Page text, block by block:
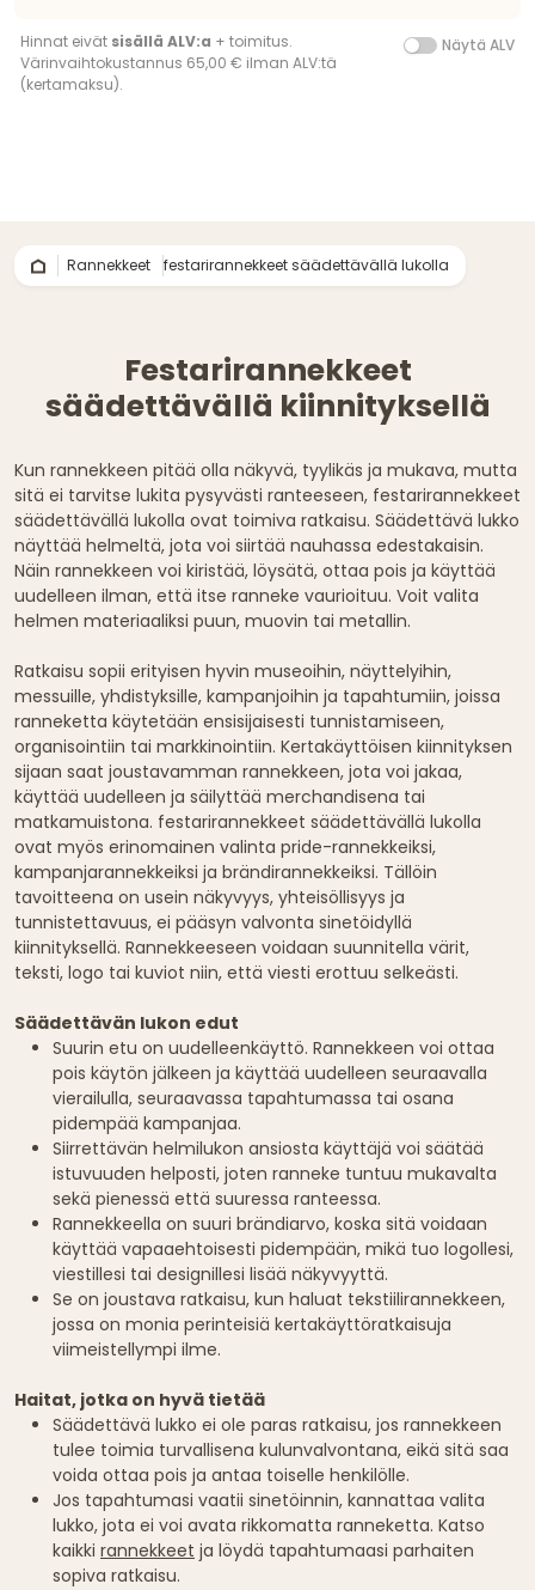
Hinnat eivät sisällä ALV:a + toimitus.
Värinvaihtokustannus 65,00 € ilman ALV:tä
(kertamaksu).
Näytä ALV
Rannekkeet festarirannekkeet säädettävällä lukolla
Festarirannekkeet
säädettävällä kiinnityksellä
Kun rannekkeen pitää olla näkyvä, tyylikäs ja mukava, mutta
sitä ei tarvitse lukita pysyvästi ranteeseen, festarirannekkeet
säädettävällä lukolla ovat toimiva ratkaisu. Säädettävä lukko
näyttää helmeltä, jota voi siirtää nauhassa edestakaisin.
Näin rannekkeen voi kiristää, löysätä, ottaa pois ja käyttää
uudelleen ilman, että itse ranneke vaurioituu. Voit valita
helmen materiaaliksi puun, muovin tai metallin.
Ratkaisu sopii erityisen hyvin museoihin, näyttelyihin,
messuille, yhdistyksille, kampanjoihin ja tapahtumiin, joissa
ranneketta käytetään ensisijaisesti tunnistamiseen,
organisointiin tai markkinointiin. Kertakäyttöisen kiinnityksen
sijaan saat joustavamman rannekkeen, jota voi jakaa,
käyttää uudelleen ja säilyttää merchandisena tai
matkamuistona. festarirannekkeet säädettävällä lukolla
ovat myös erinomainen valinta pride-rannekkeiksi,
kampanjarannekkeiksi ja brändirannekkeiksi. Tällöin
tavoitteena on usein näkyvyys, yhteisöllisyys ja
tunnistettavuus, ei pääsyn valvonta sinetöidyllä
kiinnityksellä. Rannekkeeseen voidaan suunnitella värit,
teksti, logo tai kuviot niin, että viesti erottuu selkeästi.
Säädettävän lukon edut
Suurin etu on uudelleenkäyttö. Rannekkeen voi ottaa
pois käytön jälkeen ja käyttää uudelleen seuraavalla
vierailulla, seuraavassa tapahtumassa tai osana
pidempää kampanjaa.
Siirrettävän helmilukon ansiosta käyttäjä voi säätää
istuvuuden helposti, joten ranneke tuntuu mukavalta
sekä pienessä että suuressa ranteessa.
Rannekkeella on suuri brändiarvo, koska sitä voidaan
käyttää vapaaehtoisesti pidempään, mikä tuo logollesi,
viestillesi tai designillesi lisää näkyvyyttä.
Se on joustava ratkaisu, kun haluat tekstiilirannekkeen,
jossa on monia perinteisiä kertakäyttöratkaisuja
viimeistellympi ilme.
Haitat, jotka on hyvä tietää
Säädettävä lukko ei ole paras ratkaisu, jos rannekkeen
tulee toimia turvallisena kulunvalvontana, eikä sitä saa
voida ottaa pois ja antaa toiselle henkilölle.
Jos tapahtumasi vaatii sinetöinnin, kannattaa valita
lukko, jota ei voi avata rikkomatta ranneketta. Katso
kaikki rannekkeet ja löydä tapahtumaasi parhaiten
sopiva ratkaisu.